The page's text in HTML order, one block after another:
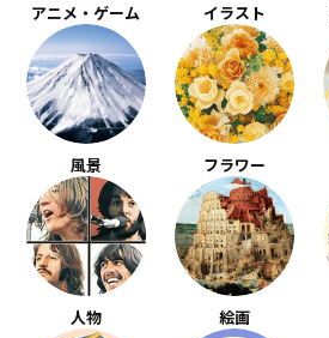
アニメ・ゲーム イラスト
風景 フラワー
人物 絵画